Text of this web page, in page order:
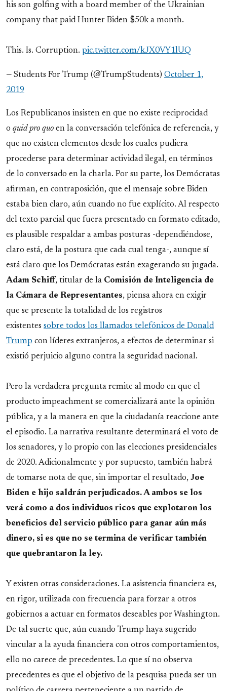
his son golfing with a board member of the Ukrainian
company that paid Hunter Biden $50k a month.
This. Is. Corruption. pic.twitter.com/kJX0VY1lUQ
— Students For Trump (@TrumpStudents) October 1,
2019
Los Republicanos insisten en que no existe reciprocidad
o quid pro quo en la conversación telefónica de referencia, y
que no existen elementos desde los cuales pudiera
procederse para determinar actividad ilegal, en términos
de lo conversado en la charla. Por su parte, los Demócratas
afirman, en contraposición, que el mensaje sobre Biden
estaba bien claro, aún cuando no fue explícito. Al respecto
del texto parcial que fuera presentado en formato editado,
es plausible respaldar a ambas posturas -dependiéndose,
claro está, de la postura que cada cual tenga-, aunque sí
está claro que los Demócratas están exagerando su jugada.
Adam Schiff, titular de la Comisión de Inteligencia de
la Cámara de Representantes, piensa ahora en exigir
que se presente la totalidad de los registros
existentes sobre todos los llamados telefónicos de Donald
Trump con líderes extranjeros, a efectos de determinar si
existió perjuicio alguno contra la seguridad nacional.
Pero la verdadera pregunta remite al modo en que el
producto impeachment se comercializará ante la opinión
pública, y a la manera en que la ciudadanía reaccione ante
el episodio. La narrativa resultante determinará el voto de
los senadores, y lo propio con las elecciones presidenciales
de 2020. Adicionalmente y por supuesto, también habrá
de tomarse nota de que, sin importar el resultado, Joe
Biden e hijo saldrán perjudicados. A ambos se los
verá como a dos individuos ricos que explotaron los
beneficios del servicio público para ganar aún más
dinero, si es que no se termina de verificar también
que quebrantaron la ley.
Y existen otras consideraciones. La asistencia financiera es,
en rigor, utilizada con frecuencia para forzar a otros
gobiernos a actuar en formatos deseables por Washington.
De tal suerte que, aún cuando Trump haya sugerido
vincular a la ayuda financiera con otros comportamientos,
ello no carece de precedentes. Lo que sí no observa
precedentes es que el objetivo de la pesquisa pueda ser un